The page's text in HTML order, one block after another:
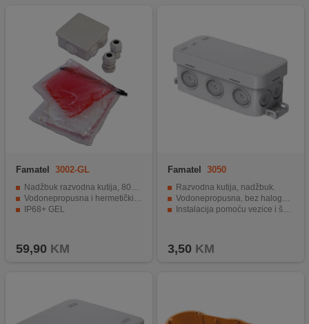
Famatel 3002-GL
Nadžbuk razvodna kutija, 80x80
Vodonepropusna i hermetički zatvorena
IP68+ GEL
59,90 KM
Famatel 3050
Razvodna kutija, nadžbuk.
Vodonepropusna, bez halogena.
Instalacija pomoću vezice i šarafa.
3,50 KM